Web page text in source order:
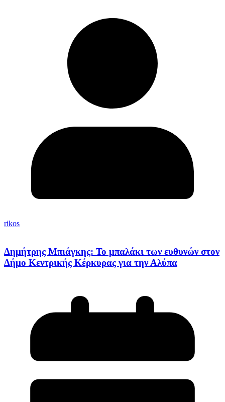
rikos
Δημήτρης Μπιάγκης: Το μπαλάκι των ευθυνών στον
Δήμο Κεντρικής Κέρκυρας για την Αλύπα